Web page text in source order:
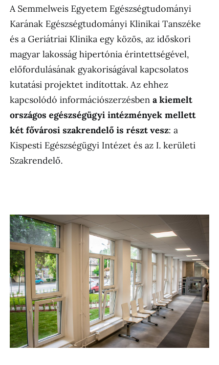
A Semmelweis Egyetem Egészségtudományi
Karának Egészségtudományi Klinikai Tanszéke
és a Geriátriai Klinika egy közös, az időskori
magyar lakosság hipertónia érintettségével,
előfordulásának gyakoriságával kapcsolatos
kutatási projektet indítottak. Az ehhez
kapcsolódó információszerzésben a kiemelt
országos egészségügyi intézmények mellett
két fővárosi szakrendelő is részt vesz: a
Kispesti Egészségügyi Intézet és az I. kerületi
Szakrendelő.